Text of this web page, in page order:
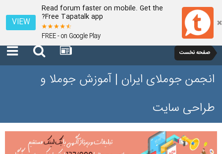
Read forum faster on mobile. Get the
Free Tapatalk app?
FREE - on Google Play
VIEW
صفحه نخست
انجمن جوملای ایران | آموزش جوملا و
طراحی سایت